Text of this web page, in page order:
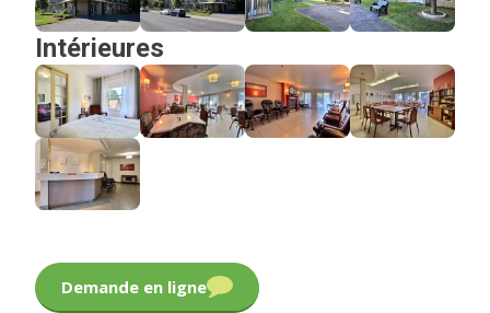
Intérieures
Demande en ligne